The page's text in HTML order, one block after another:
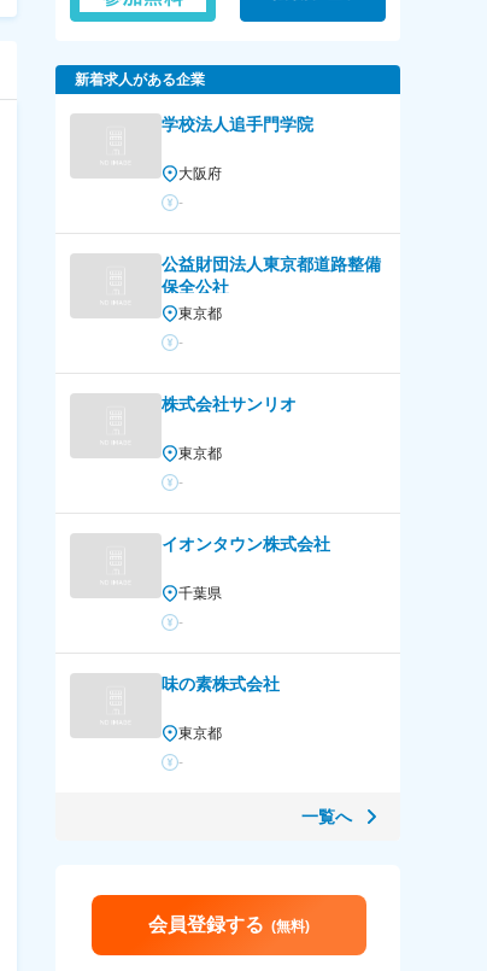
新着求人がある企業
学校法人追手門学院
大阪府
-
公益財団法人東京都道路整備
保全公社
東京都
-
株式会社サンリオ
東京都
-
イオンタウン株式会社
千葉県
-
味の素株式会社
東京都
-
一覧へ
会員登録する (無料)